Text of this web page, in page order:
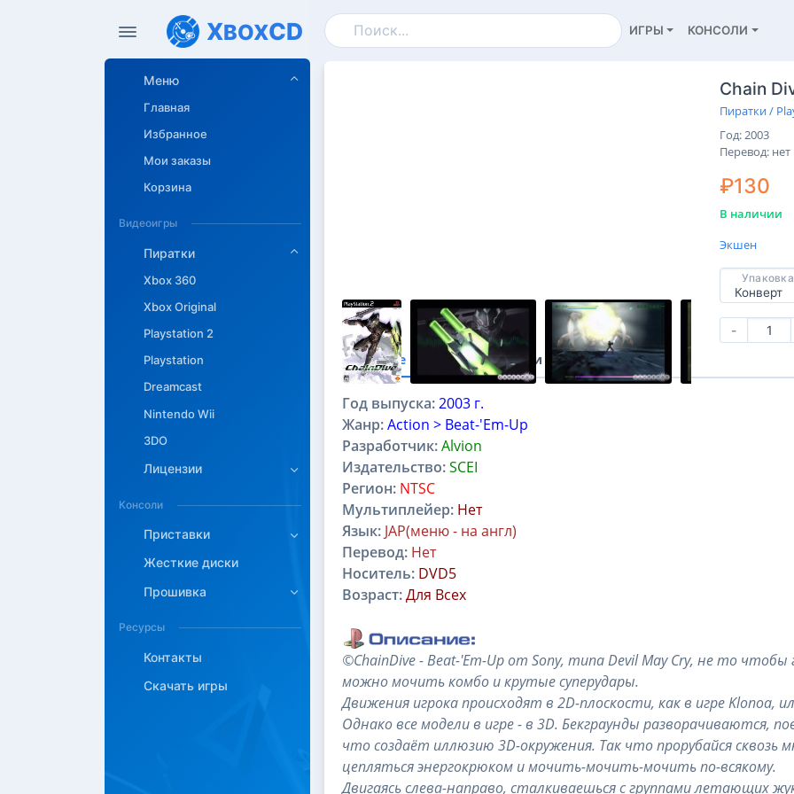
XBOXCD
Меню
Главная
Избранное
Мои заказы
Корзина
Видеоигры
Пиратки
Xbox 360
Xbox Original
Playstation 2
Playstation
Dreamcast
Nintendo Wii
3DO
Лицензии
Консоли
Приставки
Жесткие диски
Прошивка
Ресурсы
Контакты
Скачать игры
ИГРЫ КОНСОЛИ
Chain
Пиратки /
Год: 2003
Перевод: нет
₽130
В наличии
Экшен
Упаковка
-
Описание Характеристики Отзывы
Год выпуска:2003 г.
Жанр:Action > Beat-'Em-Up
Разработчик:Alvion
Издательство:SCEI
Регион: NTSC
Мультиплейер: Нет
Язык: JAP(меню - на англ)
Перевод: Нет
Носитель: DVD5
Возраст:Для Всех
©ChainDive - Beat-'Em-Up от Sony, типа Devil May Cry, не то
можно мочить комбо и крутые суперудары.
Движения игрока происходят в 2D-плоскости, как в игре Klonoa,
Однако все модели в игре - в 3D. Бекграунды разворачиваются,
что создаёт иллюзию 3D-окружения. Так что прорубайся
цепляться энергокрюком и мочить-мочить-мочить по-всякому.
Двигаясь слева-направо, сталкиваешься с группами летающих